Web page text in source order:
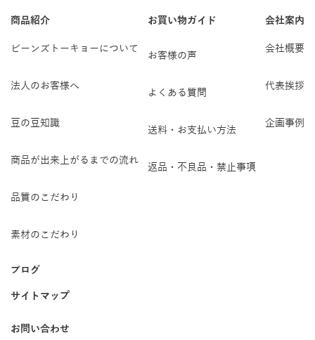
商品紹介
ビーンズトーキョーについて
法人のお客様へ
豆の豆知識
商品が出来上がるまでの流れ
品質のこだわり
素材のこだわり
お買い物ガイド
お客様の声
よくある質問
送料・お支払い方法
返品・不良品・禁止事項
会社案内
会社概要
代表挨拶
企画事例
ブログ
サイトマップ
お問い合わせ